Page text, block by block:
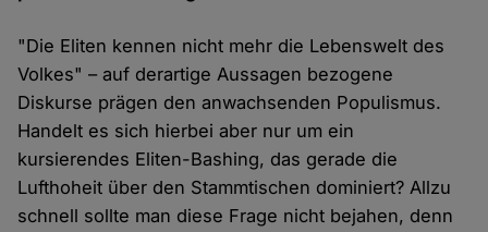
"Die Eliten kennen nicht mehr die Lebenswelt des
Volkes" – auf derartige Aussagen bezogene
Diskurse prägen den anwachsenden Populismus.
Handelt es sich hierbei aber nur um ein
kursierendes Eliten-Bashing, das gerade die
Lufthoheit über den Stammtischen dominiert? Allzu
schnell sollte man diese Frage nicht bejahen, denn